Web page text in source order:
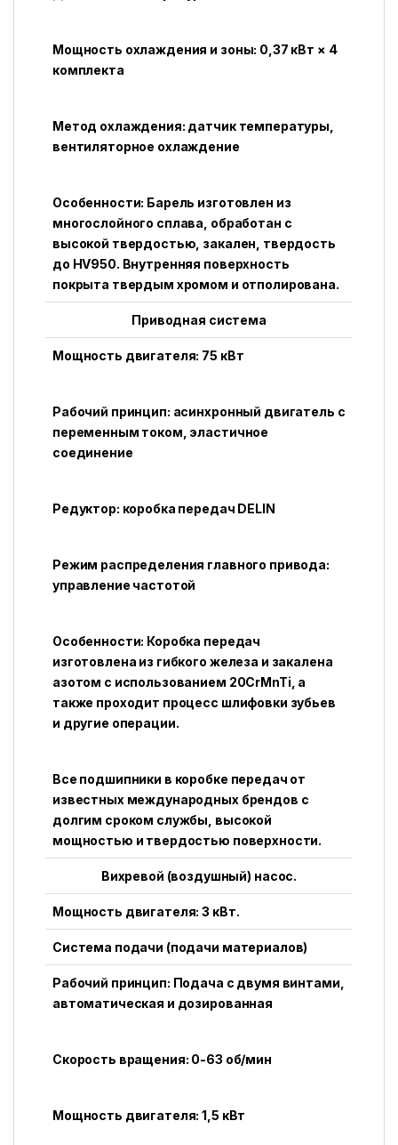
Мощность охлаждения и зоны: 0,37 кВт × 4
комплекта
Метод охлаждения: датчик температуры,
вентиляторное охлаждение
Особенности: Барель изготовлен из
многослойного сплава, обработан с
высокой твердостью, закален, твердость
до HV950. Внутренняя поверхность
покрыта твердым хромом и отполирована.
Приводная система
Мощность двигателя: 75 кВт
Рабочий принцип: асинхронный двигатель с
переменным током, эластичное
соединение
Редуктор: коробка передач DELIN
Режим распределения главного привода:
управление частотой
Особенности: Коробка передач
изготовлена из гибкого железа и закалена
азотом с использованием 20CrMnTi, а
также проходит процесс шлифовки зубьев
и другие операции.
Все подшипники в коробке передач от
известных международных брендов с
долгим сроком службы, высокой
мощностью и твердостью поверхности.
Вихревой (воздушный) насос.
Мощность двигателя: 3 кВт.
Система подачи (подачи материалов)
Рабочий принцип: Подача с двумя винтами,
автоматическая и дозированная
Скорость вращения: 0-63 об/мин
Мощность двигателя: 1,5 кВт